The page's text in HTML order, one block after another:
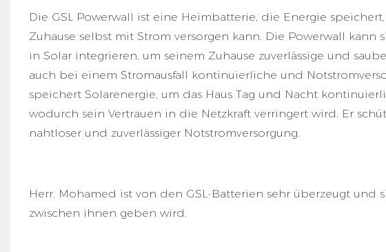
Die GSL Powerwall ist eine Heimbatterie, die Energie
Zuhause selbst mit Strom versorgen kann. Die Powerwall
in Solar integrieren, um seinem Zuhause zuverlässige und
auch bei einem Stromausfall kontinuierliche und
speichert Solarenergie, um das Haus Tag und Nacht
wodurch sein Vertrauen in die Netzkraft verringert wird. Er
nahtloser und zuverlässiger Notstromversorgung.
Herr. Mohamed ist von den GSL-Batterien sehr überzeugt und
zwischen ihnen geben wird.